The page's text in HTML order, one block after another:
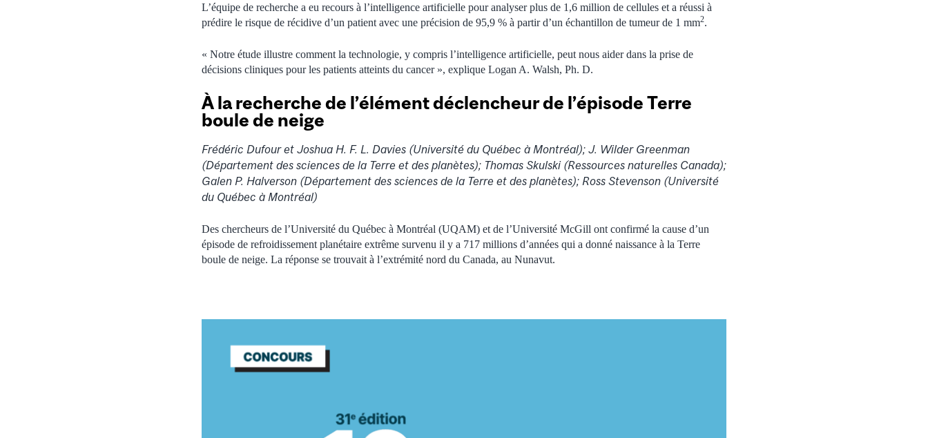
L’équipe de recherche a eu recours à l’intelligence artificielle pour analyser plus de 1,6 million de cellules et a réussi à
prédire le risque de récidive d’un patient avec une précision de 95,9 % à partir d’un échantillon de tumeur de 1 mm2.
« Notre étude illustre comment la technologie, y compris l’intelligence artificielle, peut nous aider dans la prise de
décisions cliniques pour les patients atteints du cancer », explique Logan A. Walsh, Ph. D.
À la recherche de l’élément déclencheur de l’épisode Terre
boule de neige
Frédéric Dufour et Joshua H. F. L. Davies (Université du Québec à Montréal); J. Wilder Greenman
(Département des sciences de la Terre et des planètes); Thomas Skulski (Ressources naturelles Canada);
Galen P. Halverson (Département des sciences de la Terre et des planètes); Ross Stevenson (Université
du Québec à Montréal)
Des chercheurs de l’Université du Québec à Montréal (UQAM) et de l’Université McGill ont confirmé la cause d’un
épisode de refroidissement planétaire extrême survenu il y a 717 millions d’années qui a donné naissance à la Terre
boule de neige. La réponse se trouvait à l’extrémité nord du Canada, au Nunavut.